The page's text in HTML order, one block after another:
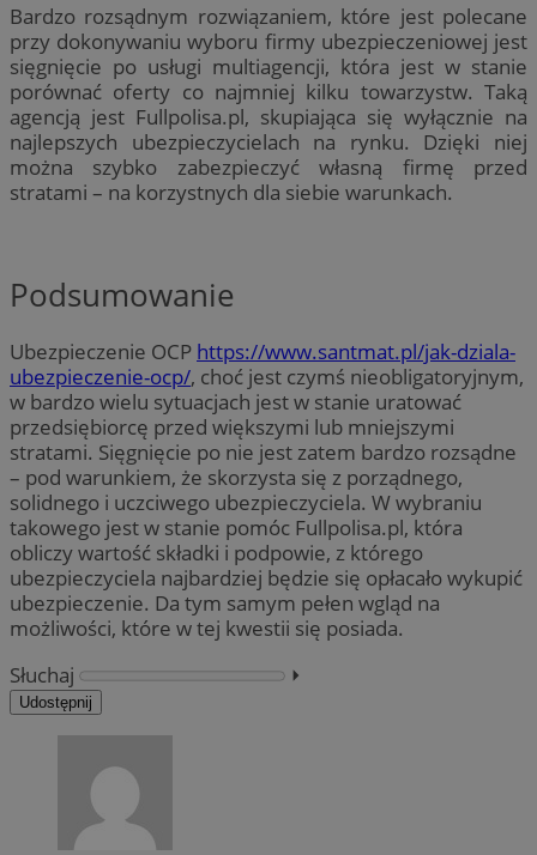
Bardzo rozsądnym rozwiązaniem, które jest polecane
przy dokonywaniu wyboru firmy ubezpieczeniowej jest
sięgnięcie po usługi multiagencji, która jest w stanie
porównać oferty co najmniej kilku towarzystw. Taką
agencją jest Fullpolisa.pl, skupiająca się wyłącznie na
najlepszych ubezpieczycielach na rynku. Dzięki niej
można szybko zabezpieczyć własną firmę przed
stratami – na korzystnych dla siebie warunkach.
Podsumowanie
Ubezpieczenie OCP https://www.santmat.pl/jak-dziala-
ubezpieczenie-ocp/, choć jest czymś nieobligatoryjnym,
w bardzo wielu sytuacjach jest w stanie uratować
przedsiębiorcę przed większymi lub mniejszymi
stratami. Sięgnięcie po nie jest zatem bardzo rozsądne
– pod warunkiem, że skorzysta się z porządnego,
solidnego i uczciwego ubezpieczyciela. W wybraniu
takowego jest w stanie pomóc Fullpolisa.pl, która
obliczy wartość składki i podpowie, z którego
ubezpieczyciela najbardziej będzie się opłacało wykupić
ubezpieczenie. Da tym samym pełen wgląd na
możliwości, które w tej kwestii się posiada.
Słuchaj
⏵︎
Udostępnij